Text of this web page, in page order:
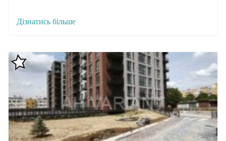
Дізнатись більше